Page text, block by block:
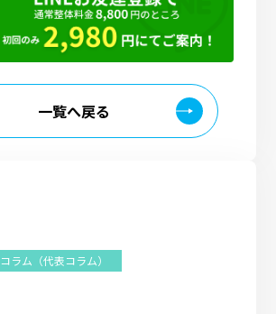
⼀覧へ戻る
コラム（代表コラム）